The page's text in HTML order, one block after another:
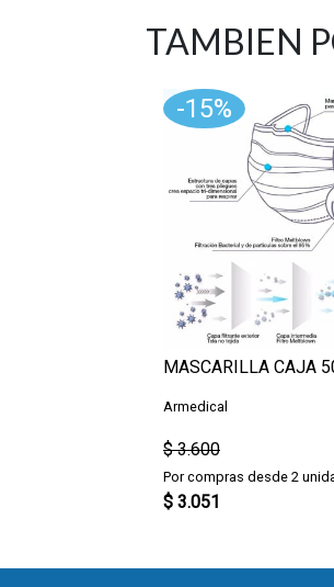
TAMBIEN
-15%
MASCARILLA CAJA
Armedical
$ 3.600
Por compras desde 2
$ 3.051